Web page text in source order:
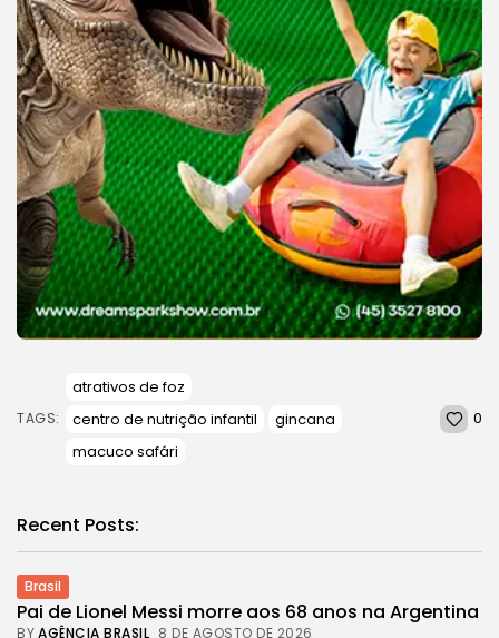
TAGS:
atrativos de foz
centro de nutrição infantil
gincana
macuco safári
0
Recent Posts:
Brasil
Pai de Lionel Messi morre aos 68 anos na Argentina
BYAGÊNCIA BRASIL 8 DE AGOSTO DE 2026